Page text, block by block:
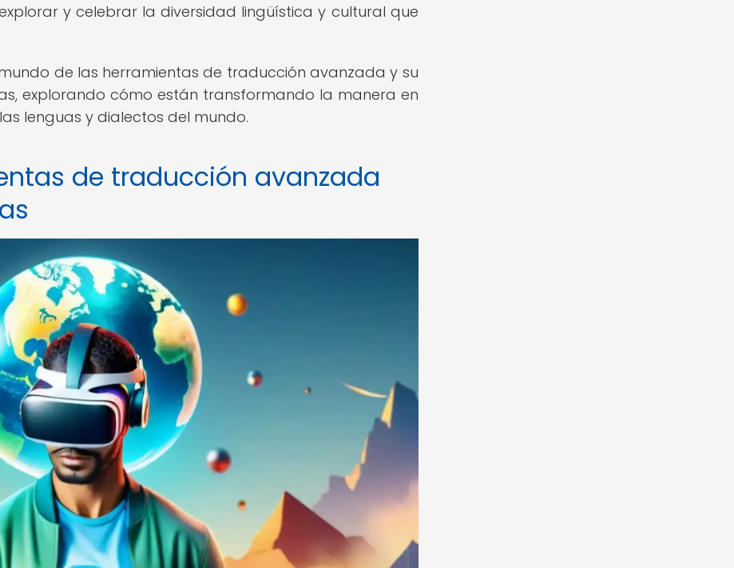
y celebrar la diversidad lingüística y cultural que
de las herramientas de traducción avanzada y su
explorando cómo están transformando la manera en
lenguas y dialectos del mundo.
de traducción avanzada